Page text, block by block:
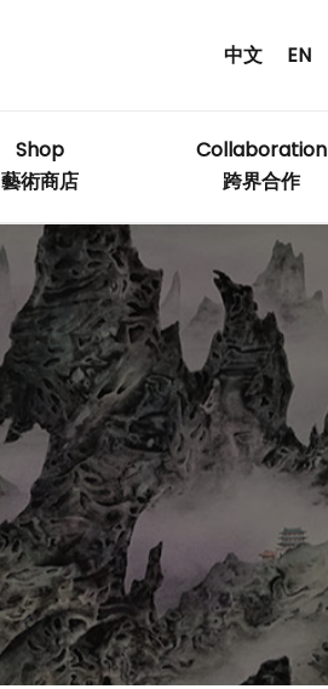
中文 EN
Shop
藝術商店
Collaboration
跨界合作